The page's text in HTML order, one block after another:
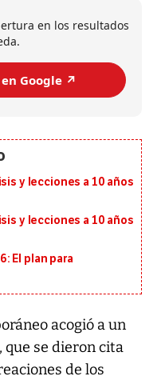
en los resultados
Google ↗️
y lecciones a 10 años
y lecciones a 10 años
El plan para
acogió a un
que se dieron cita
de los